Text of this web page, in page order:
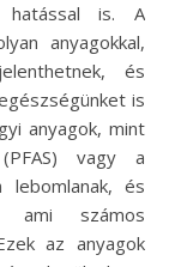
hatással is. A
anyagokkal,
és
is
anyagok, mint
vagy a
lebomlanak, és
ami számos
az anyagok